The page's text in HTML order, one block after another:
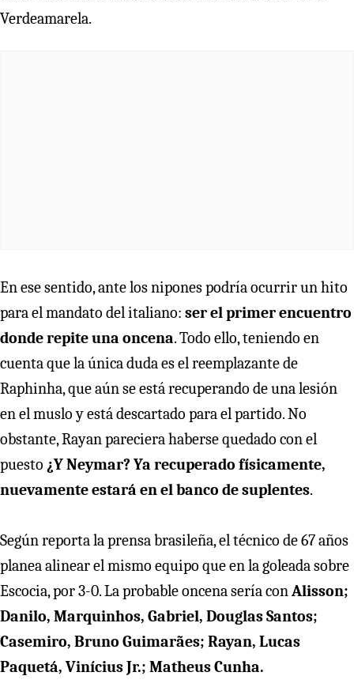
Verdeamarela.
En ese sentido, ante los nipones podría ocurrir un hito
para el mandato del italiano: ser el primer encuentro
donde repite una oncena. Todo ello, teniendo en
cuenta que la única duda es el reemplazante de
Raphinha, que aún se está recuperando de una lesión
en el muslo y está descartado para el partido. No
obstante, Rayan pareciera haberse quedado con el
puesto ¿Y Neymar? Ya recuperado físicamente,
nuevamente estará en el banco de suplentes.
Según reporta la prensa brasileña, el técnico de 67 años
planea alinear el mismo equipo que en la goleada sobre
Escocia, por 3-0. La probable oncena sería conAlisson;
Danilo, Marquinhos, Gabriel, Douglas Santos;
Casemiro, Bruno Guimarães; Rayan, Lucas
Paquetá, Vinícius Jr.; Matheus Cunha.